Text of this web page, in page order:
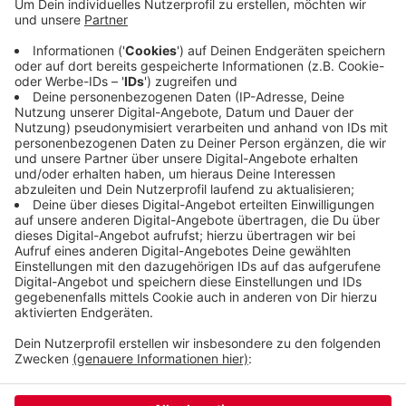
nicht. Bisher weiß sie nicht, woher die
gebe keinen neuen Ermittlungsstand, hieß es am
Nachmittag. Wer auch immer der Dealer war, hat
sich der Abgabe von Betäubungsmittel an
Minderjährige schuldig gemacht.
Veröffentlicht:Mittwoch, 26.03.2025 18:08
Anzeige
Anzeige